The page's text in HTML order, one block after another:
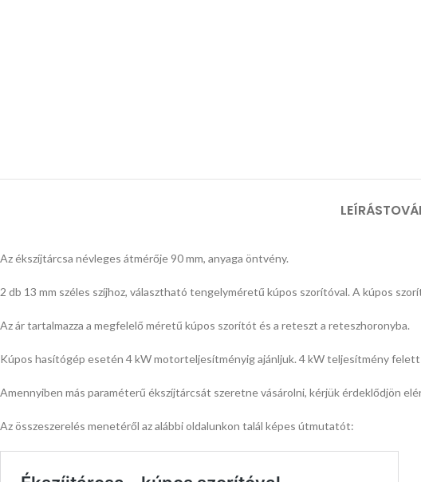
LEÍRÁS
Az ékszíjtárcsa névleges átmérője 90 mm, anyaga öntvény.
2 db 13 mm széles szíjhoz, választható tengelyméretű kúpos szorítóval. A kúpos
Az ár tartalmazza a megfelelő méretű kúpos szorítót és a reteszt a reteszhoronyba.
Kúpos hasítógép esetén 4 kW motorteljesítményig ajánljuk. 4 kW teljesítmény
Amennyiben más paraméterű ékszíjtárcsát szeretne vásárolni, kérjük érdeklődjön
Az összeszerelés menetéről az alábbi oldalunkon talál képes útmutatót: